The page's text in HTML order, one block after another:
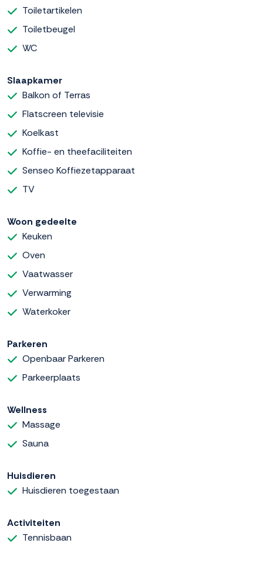
Toiletartikelen
Toiletbeugel
WC
Slaapkamer
Balkon of Terras
Flatscreen televisie
Koelkast
Koffie- en theefaciliteiten
Senseo Koffiezetapparaat
TV
Woon gedeelte
Keuken
Oven
Vaatwasser
Verwarming
Waterkoker
Parkeren
Openbaar Parkeren
Parkeerplaats
Wellness
Massage
Sauna
Huisdieren
Huisdieren toegestaan
Activiteiten
Tennisbaan